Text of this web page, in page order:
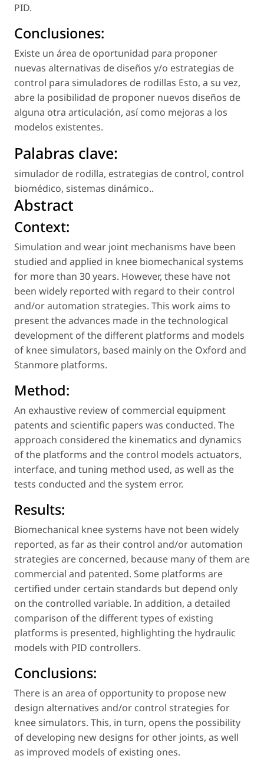
PID.
Conclusiones:
Existe un área de oportunidad para proponer
nuevas alternativas de diseños y/o estrategias de
control para simuladores de rodillas Esto, a su vez,
abre la posibilidad de proponer nuevos diseños de
alguna otra articulación, así como mejoras a los
modelos existentes.
Palabras clave:
simulador de rodilla, estrategias de control, control
biomédico, sistemas dinámico..
Abstract
Context:
Simulation and wear joint mechanisms have been
studied and applied in knee biomechanical systems
for more than 30 years. However, these have not
been widely reported with regard to their control
and/or automation strategies. This work aims to
present the advances made in the technological
development of the different platforms and models
of knee simulators, based mainly on the Oxford and
Stanmore platforms.
Method:
An exhaustive review of commercial equipment
patents and scientific papers was conducted. The
approach considered the kinematics and dynamics
of the platforms and the control models actuators,
interface, and tuning method used, as well as the
tests conducted and the system error.
Results:
Biomechanical knee systems have not been widely
reported, as far as their control and/or automation
strategies are concerned, because many of them are
commercial and patented. Some platforms are
certified under certain standards but depend only
on the controlled variable. In addition, a detailed
comparison of the different types of existing
platforms is presented, highlighting the hydraulic
models with PID controllers.
Conclusions:
There is an area of opportunity to propose new
design alternatives and/or control strategies for
knee simulators. This, in turn, opens the possibility
of developing new designs for other joints, as well
as improved models of existing ones.